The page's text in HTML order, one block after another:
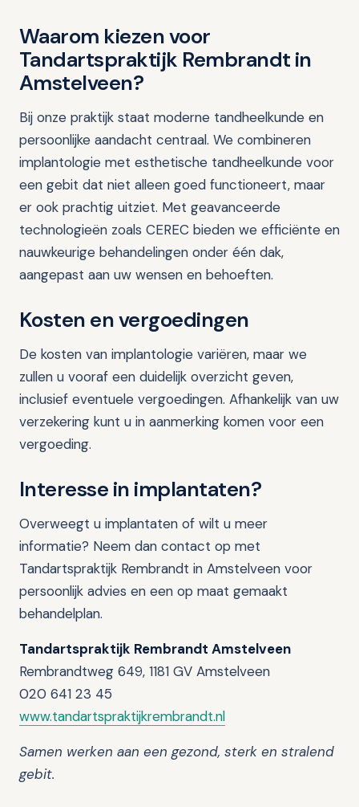
Waarom kiezen voor
Tandartspraktijk Rembrandt in
Amstelveen?
Bij onze praktijk staat moderne tandheelkunde en
persoonlijke aandacht centraal. We combineren
implantologie met esthetische tandheelkunde voor
een gebit dat niet alleen goed functioneert, maar
er ook prachtig uitziet. Met geavanceerde
technologieën zoals CEREC bieden we efficiënte en
nauwkeurige behandelingen onder één dak,
aangepast aan uw wensen en behoeften.
Kosten en vergoedingen
De kosten van implantologie variëren, maar we
zullen u vooraf een duidelijk overzicht geven,
inclusief eventuele vergoedingen. Afhankelijk van uw
verzekering kunt u in aanmerking komen voor een
vergoeding.
Interesse in implantaten?
Overweegt u implantaten of wilt u meer
informatie? Neem dan contact op met
Tandartspraktijk Rembrandt in Amstelveen voor
persoonlijk advies en een op maat gemaakt
behandelplan.
Tandartspraktijk Rembrandt Amstelveen
Rembrandtweg 649, 1181 GV Amstelveen
020 641 23 45
www.tandartspraktijkrembrandt.nl
Samen werken aan een gezond, sterk en stralend
gebit.